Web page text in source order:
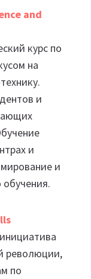
and
курс по
на
и
и
и
революции,
по